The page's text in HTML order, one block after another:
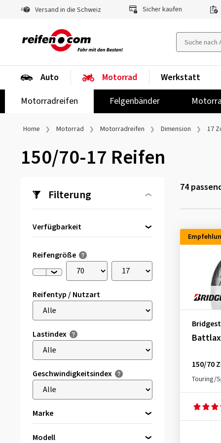
Versand in die Schweiz Sicher kaufen
Auto
Motorrad
Motorradreifen
Felgenbänder
Werkstatt
Home Motorrad Motorradreifen Dimension 17
150/70-17 Reifen
Filterung
Verfügbarkeit
Reifengröße
Reifentyp / Nutzart
Lastindex
Geschwindigkeitsindex
Marke
Modell
74
150/70
Touring/